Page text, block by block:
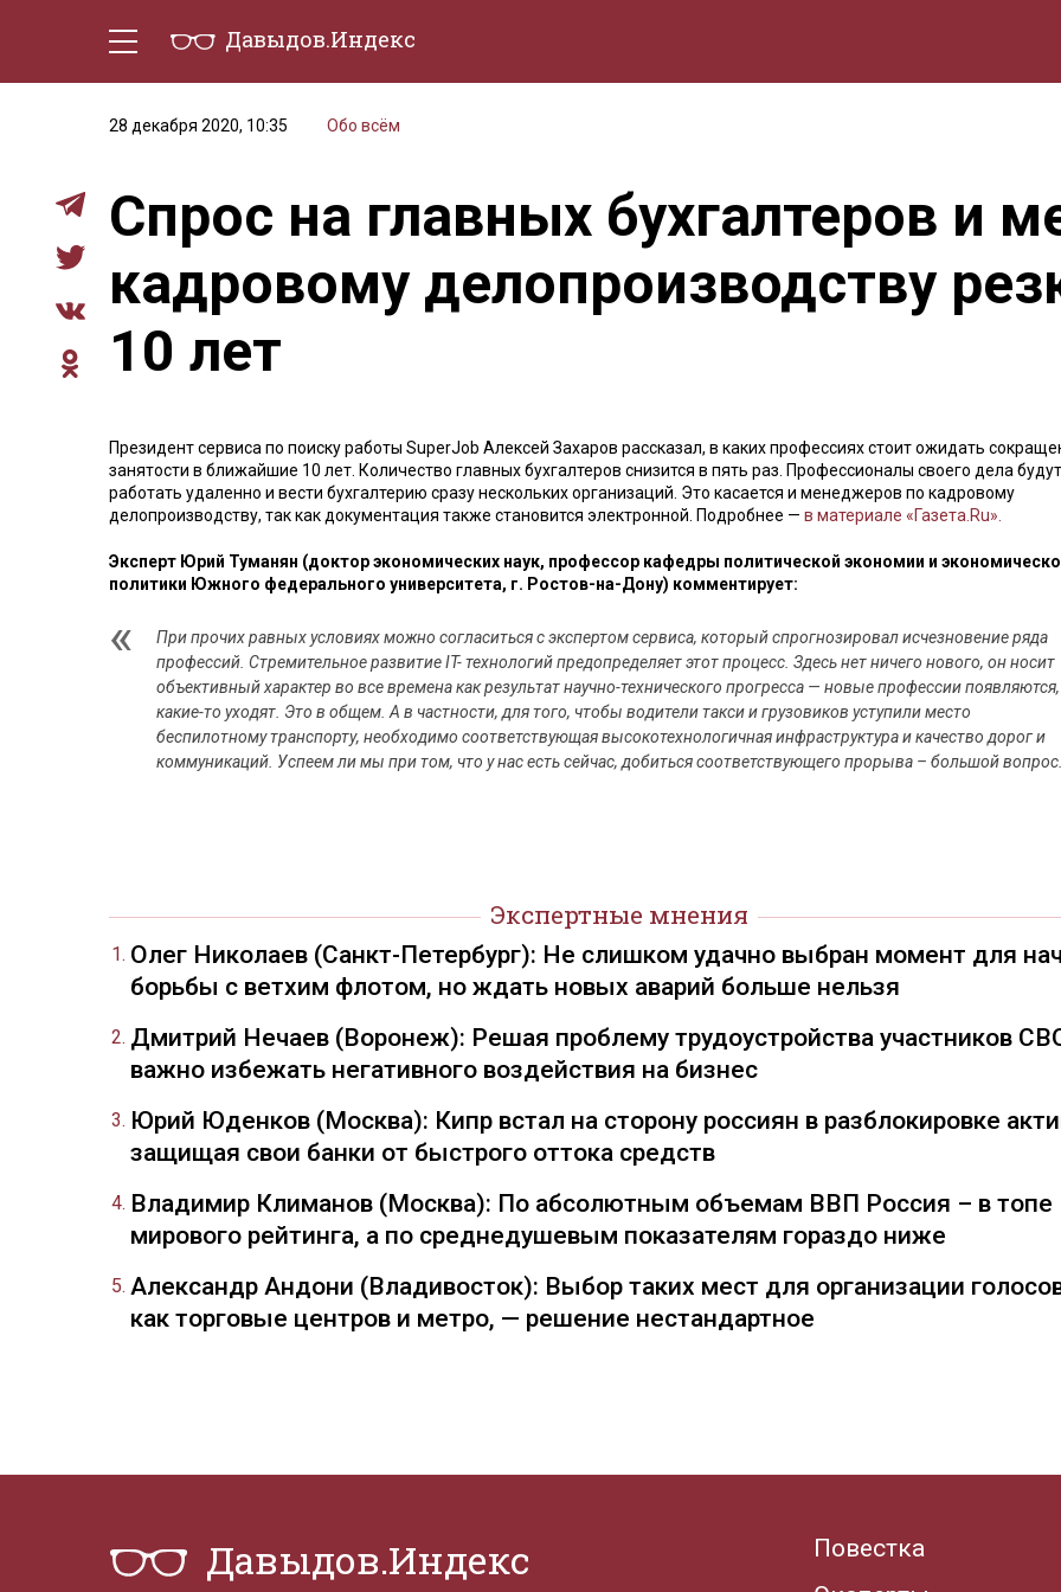
Давыдов.Индекс
28 декабря 2020, 10:35
Обо всём
Спрос на главных бухгалтеров и
кадровому делопроизводству
10 лет
Президент сервиса по поиску работы SuperJob Алексей Захаров рассказал, в каких профессиях стоит ожидать
занятости в ближайшие 10 лет. Количество главных бухгалтеров снизится в пять раз. Профессионалы своего дела будут
работать удаленно и вести бухгалтерию сразу нескольких организаций. Это касается и менеджеров по кадровому
делопроизводству, так как документация также становится электронной. Подробнее — в материале «Газета.Ru».
Эксперт Юрий Туманян (доктор экономических наук, профессор кафедры политической экономии и
политики Южного федерального университета, г. Ростов-на-Дону) комментирует:
При прочих равных условиях можно согласиться с экспертом сервиса, который спрогнозировал исчезновение ряда
профессий. Стремительное развитие IT- технологий предопределяет этот процесс. Здесь нет ничего нового, он носит
объективный характер во все времена как результат научно-технического прогресса — новые профессии появляются,
какие-то уходят. Это в общем. А в частности, для того, чтобы водители такси и грузовиков уступили место
беспилотному транспорту, необходимо соответствующая высокотехнологичная инфраструктура и качество дорог и
коммуникаций. Успеем ли мы при том, что у нас есть сейчас, добиться соответствующего прорыва – большой вопрос.
Экспертные мнения
Олег Николаев (Санкт-Петербург): Не слишком удачно выбран момент для
борьбы с ветхим флотом, но ждать новых аварий больше нельзя
Дмитрий Нечаев (Воронеж): Решая проблему трудоустройства участников
важно избежать негативного воздействия на бизнес
Юрий Юденков (Москва): Кипр встал на сторону россиян в разблокировке
защищая свои банки от быстрого оттока средств
Владимир Климанов (Москва): По абсолютным объемам ВВП Россия – в топе
мирового рейтинга, а по среднедушевым показателям гораздо ниже
Александр Андони (Владивосток): Выбор таких мест для организации
как торговые центров и метро, — решение нестандартное
Давыдов.Индекс
Повестка